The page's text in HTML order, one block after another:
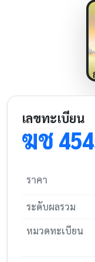
เลขทะเบียน
ฆช
ราคา
ระดับผลรวม
หมวดทะเบียน